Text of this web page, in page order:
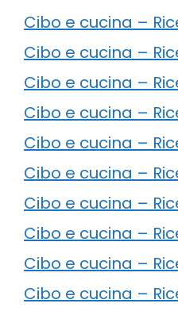
Cibo e cucina –
Cibo e cucina –
Cibo e cucina –
Cibo e cucina –
Cibo e cucina –
Cibo e cucina –
Cibo e cucina –
Cibo e cucina –
Cibo e cucina –
Cibo e cucina –